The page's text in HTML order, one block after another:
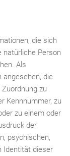
die sich
natürliche Person
Als
angesehen, die
zu
Kennnummer, zu
zu einem oder
der
psychischen,
Identität dieser